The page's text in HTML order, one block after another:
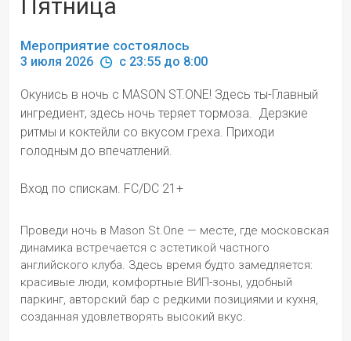
Пятница
Мероприятие состоялось
3 июля 2026 c 23:55 до 8:00
Окунись в ночь с MASON ST.ONE! Здесь ты-Главный
ингредиент, здесь ночь теряет тормоза.  Дерзкие
ритмы и коктейли со вкусом греха. Приходи
голодным до впечатлений.
Вход по спискам. FC/DC 21+
Проведи ночь в Mason St.One — месте, где московская
динамика встречается с эстетикой частного
английского клуба. Здесь время будто замедляется:
красивые люди, комфортные ВИП-зоны, удобный
паркинг, авторский бар с редкими позициями и кухня,
созданная удовлетворять высокий вкус.